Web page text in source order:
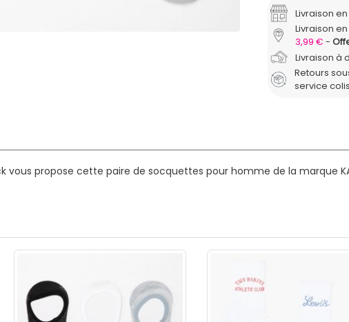
Livraison
Livraison
3,99 €
Livraison à
Retours
service
vous propose cette paire de socquettes pour homme de la marque